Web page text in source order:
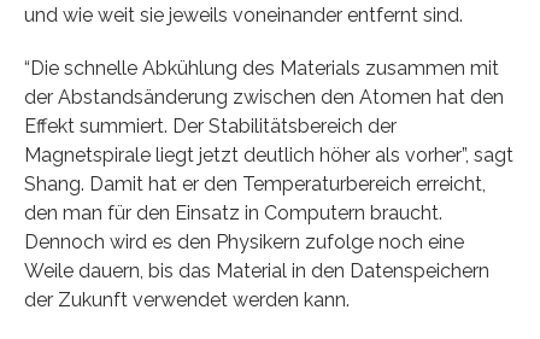
und wie weit sie jeweils voneinander entfernt sind.
“Die schnelle Abkühlung des Materials zusammen mit
der Abstandsänderung zwischen den Atomen hat den
Effekt summiert. Der Stabilitätsbereich der
Magnetspirale liegt jetzt deutlich höher als vorher”, sagt
Shang. Damit hat er den Temperaturbereich erreicht,
den man für den Einsatz in Computern braucht.
Dennoch wird es den Physikern zufolge noch eine
Weile dauern, bis das Material in den Datenspeichern
der Zukunft verwendet werden kann.